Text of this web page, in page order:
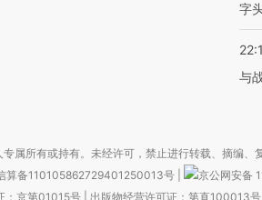
字
与
属所有或持有。未经许可，禁止进行转载、摘编、
算备110105862729401250013号
京公网安备
：京第01015号| 出版物经营许可证：第直100013号